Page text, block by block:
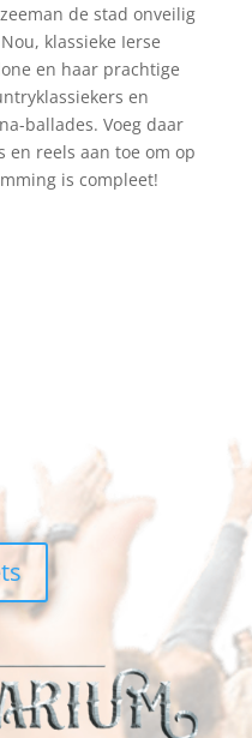
de stad onveilig
klassieke Ierse
en haar prachtige
en
ballades. Voeg daar
en reels aan toe om op
is compleet!